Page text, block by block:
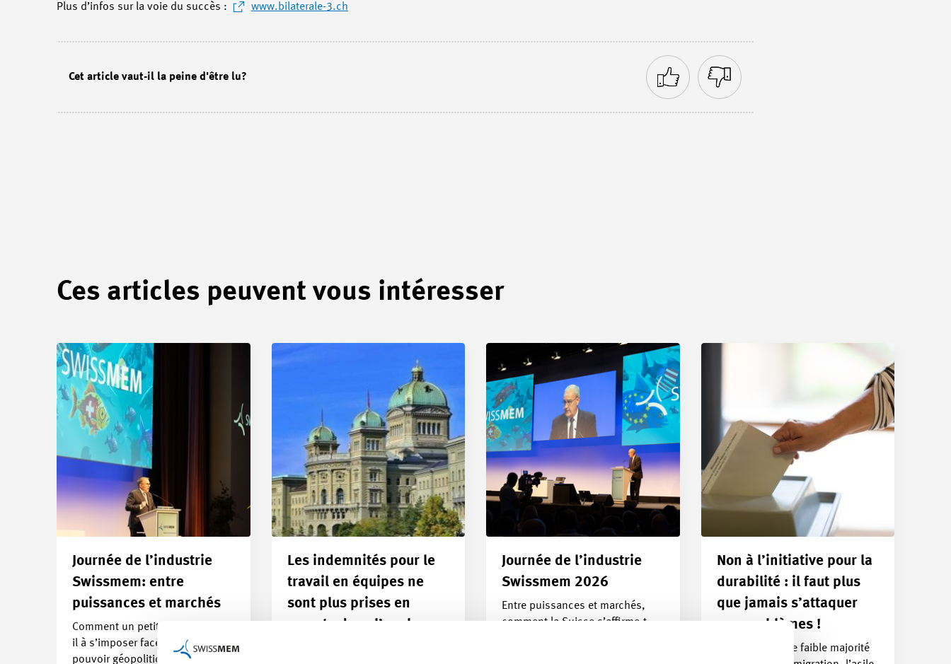
Plus d’infos sur la voie du succès : www.bilaterale-3.ch
Cet article vaut-il la peine d'être lu?
Ces articles peuvent vous intéresser
Journée de l’industrie
Swissmem: entre
puissances et marchés
Comment un petit pays parvient-
il à s’imposer face aux blocs de
pouvoir géopolitiques et aux…
Les indemnités pour le
travail en équipes ne
sont plus prises en
compte dans l’analyse
Journée de l’industrie
Swissmem 2026
Entre puissances et marchés,
comment la Suisse s’affirme-t-
Non à l’initiative pour la
durabilité : il faut plus
que jamais s’attaquer
aux problèmes !
Ce « non » à une faible majorité